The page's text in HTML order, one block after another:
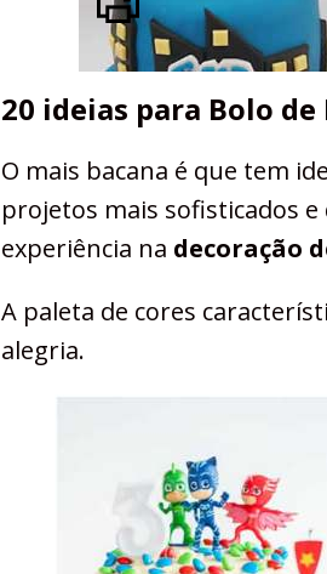
20 ideias para Bolo de
O mais bacana é que tem
projetos mais sofisticados
experiência na decoração
A paleta de cores
alegria.